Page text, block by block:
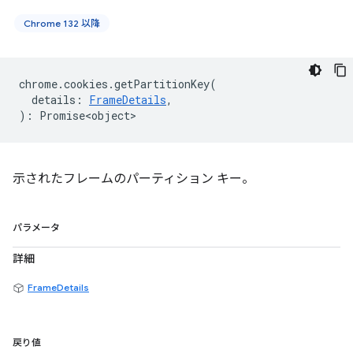
Chrome 132 以降
chrome.cookies .getPartitionKey(
details : FrameDetails,
) : Promise<object>
示されたフレームのパーティション キー。
パラメータ
詳細
FrameDetails
戻り値